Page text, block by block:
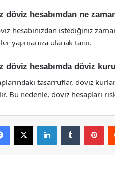
döviz hesabımdan ne
hesabınızdan istediğiniz
yapmanıza olanak tanır.
döviz hesabımda döviz
tasarruflar, döviz
Bu nedenle, döviz hesapları
Facebook
X LinkedInTumblr